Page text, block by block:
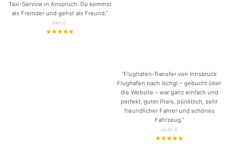
Taxi-Service in Anspruch. Du kommst
als Fremder und gehst als Freund.”
Keni G.
“Flughafen-Transfer von Innsbruck
Flughafen nach Ischgl – gebucht über
die Website – war ganz einfach und
perfekt, guter Preis, pünktlich, sehr
freundlicher Fahrer und schönes
Fahrzeug.”
Justin B.